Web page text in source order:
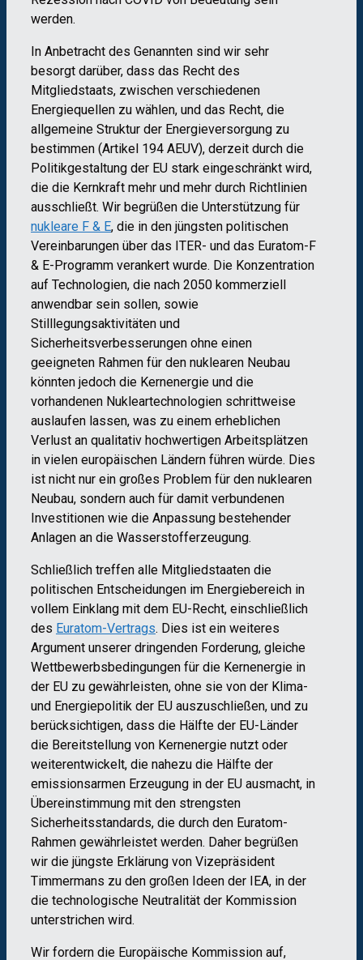
werden.
In Anbetracht des Genannten sind wir sehr
besorgt darüber, dass das Recht des
Mitgliedstaats, zwischen verschiedenen
Energiequellen zu wählen, und das Recht, die
allgemeine Struktur der Energieversorgung zu
bestimmen (Artikel 194 AEUV), derzeit durch die
Politikgestaltung der EU stark eingeschränkt wird,
die die Kernkraft mehr und mehr durch Richtlinien
ausschließt. Wir begrüßen die Unterstützung für
nukleare F & E, die in den jüngsten politischen
Vereinbarungen über das ITER- und das Euratom-F
& E-Programm verankert wurde. Die Konzentration
auf Technologien, die nach 2050 kommerziell
anwendbar sein sollen, sowie
Stilllegungsaktivitäten und
Sicherheitsverbesserungen ohne einen
geeigneten Rahmen für den nuklearen Neubau
könnten jedoch die Kernenergie und die
vorhandenen Nukleartechnologien schrittweise
auslaufen lassen, was zu einem erheblichen
Verlust an qualitativ hochwertigen Arbeitsplätzen
in vielen europäischen Ländern führen würde. Dies
ist nicht nur ein großes Problem für den nuklearen
Neubau, sondern auch für damit verbundenen
Investitionen wie die Anpassung bestehender
Anlagen an die Wasserstofferzeugung.
Schließlich treffen alle Mitgliedstaaten die
politischen Entscheidungen im Energiebereich in
vollem Einklang mit dem EU-Recht, einschließlich
des Euratom-Vertrags. Dies ist ein weiteres
Argument unserer dringenden Forderung, gleiche
Wettbewerbsbedingungen für die Kernenergie in
der EU zu gewährleisten, ohne sie von der Klima-
und Energiepolitik der EU auszuschließen, und zu
berücksichtigen, dass die Hälfte der EU-Länder
die Bereitstellung von Kernenergie nutzt oder
weiterentwickelt, die nahezu die Hälfte der
emissionsarmen Erzeugung in der EU ausmacht, in
Übereinstimmung mit den strengsten
Sicherheitsstandards, die durch den Euratom-
Rahmen gewährleistet werden. Daher begrüßen
wir die jüngste Erklärung von Vizepräsident
Timmermans zu den großen Ideen der IEA, in der
die technologische Neutralität der Kommission
unterstrichen wird.
Wir fordern die Europäische Kommission auf,